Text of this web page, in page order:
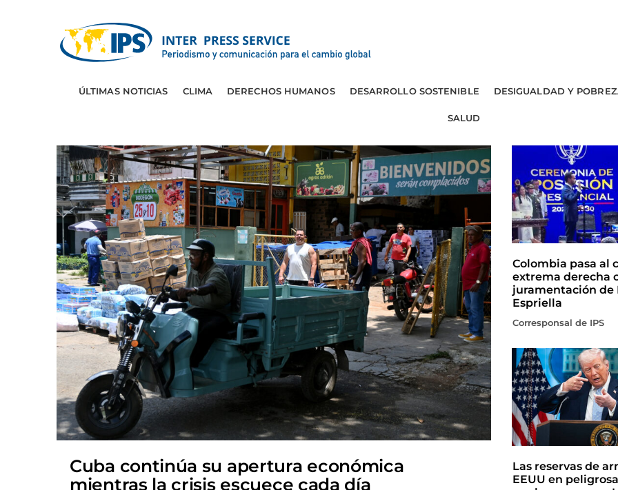
ÚLTIMAS NOTICIAS CLIMA DERECHOS HUMANOS DESARROLLO SOSTENIBLE DESIGUALDAD Y
SALUD
Cuba continúa su apertura económica
mientras la crisis escuece cada día
Colombia pasa al
extrema derecha
juramentación de
Espriella
Corresponsal de IPS
Las reservas de
EEUU en